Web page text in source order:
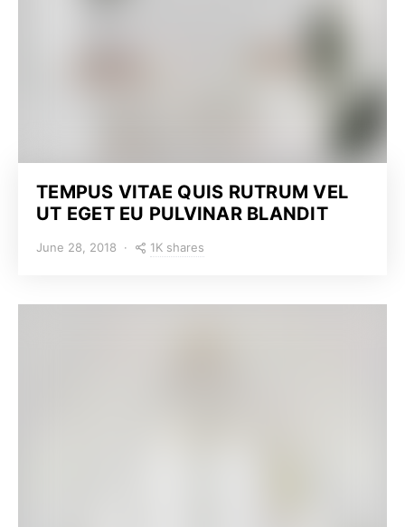
TEMPUS VITAE QUIS RUTRUM VEL
UT EGET EU PULVINAR BLANDIT
June 28, 2018 1K shares